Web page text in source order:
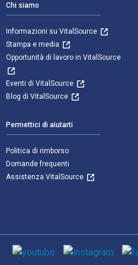
Chi siamo
Informazioni su VitalSource
Stampa e media
Opportunità di lavoro in VitalSource
Eventi di VitalSource
Blog di VitalSource
Permettici di aiutarti
Politica di rimborso
Domande frequenti
Assistenza VitalSource
Mezzi sociali